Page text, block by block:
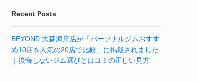
Recent Posts
BEYOND 大森海岸店が「パーソナルジムおすす
め10店を人気の20店で比較」に掲載されました
｜後悔しないジム選びと口コミの正しい見方